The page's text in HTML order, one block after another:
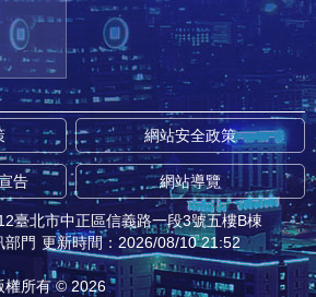
網站安全政策
告 網站導覽
臺北市中正區信義路一段3號五樓B棟
部門 更新時間：2026/08/10 21:52
權所有 © 2026